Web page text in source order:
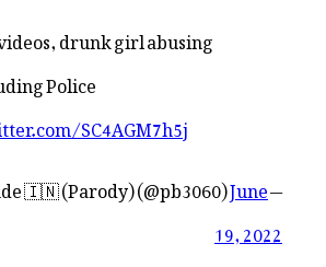
drunk girl abusing
Police
SC4AGM7h5j
— Kungfu Pande 🇮🇳 (Parody) (@pb3060)
June
19, 2022